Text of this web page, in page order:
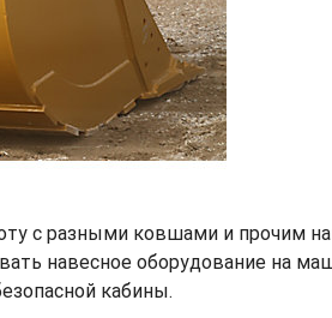
с разными ковшами и прочим
навесное оборудование на
кабины.